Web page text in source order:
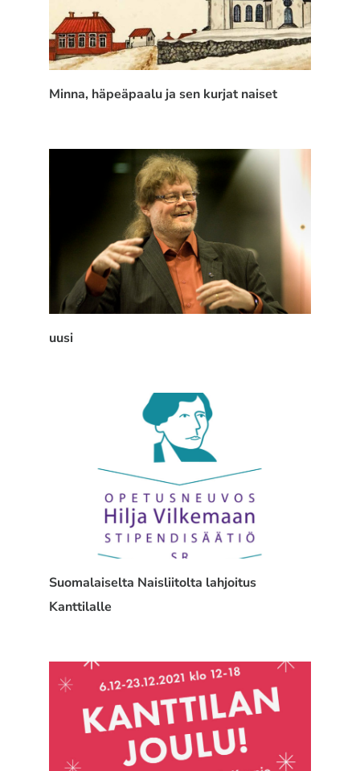
Minna, häpeäpaalu ja sen kurjat naiset
uusi
Suomalaiselta Naisliitolta lahjoitus
Kanttilalle